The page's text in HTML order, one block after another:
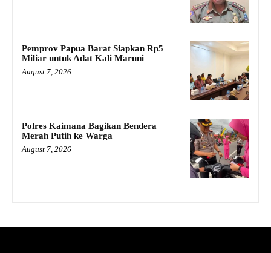
Pemprov Papua Barat Siapkan Rp5
Miliar untuk Adat Kali Maruni
August 7, 2026
Polres Kaimana Bagikan Bendera
Merah Putih ke Warga
August 7, 2026